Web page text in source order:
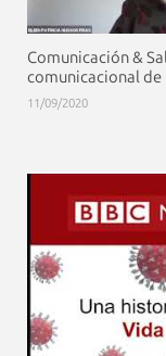
Comunicación &
comunicacional de
11/09/2020